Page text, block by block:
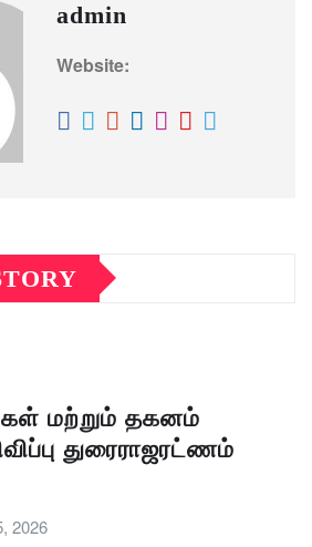
admin
Website:
மற்றும் தகனம்
துரைராஜரட்ணம்
2026